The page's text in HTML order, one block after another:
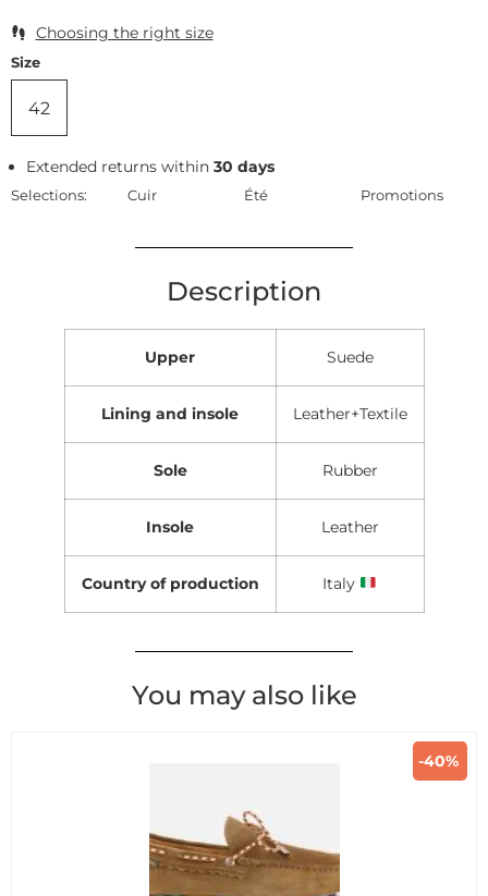
Choosing the right size
Size
42
Extended returns within30 days
Selections: Cuir Été Promotions
Description
Upper Suede
Lining and insole Leather+Textile
Sole Rubber
Insole Leather
Country of production Italy
You may also like
-40%